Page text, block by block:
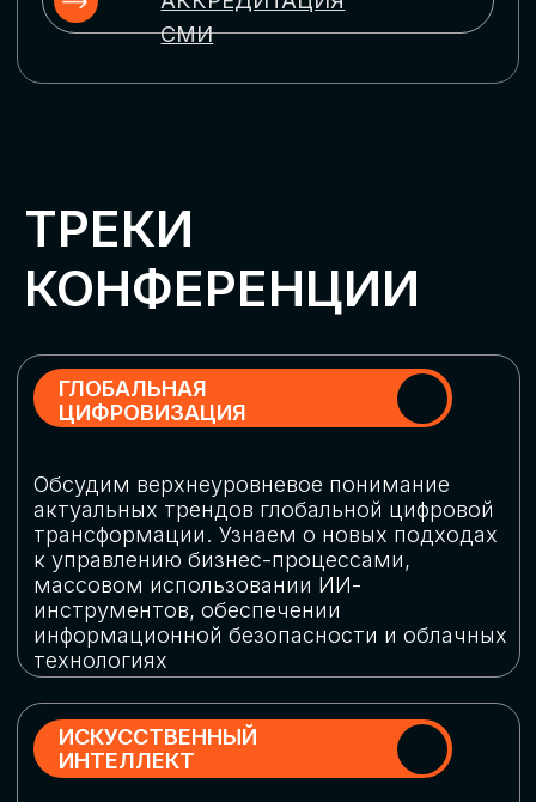
Выясним, как в наши дни уверенно
защищать свой бизнес от киберугроз
ЦИФРОВИЗАЦИЯ
МАРКЕТИНГА И ПРОДАЖ
Обменяемся опытом, какие ИИ-решения
в маркетинге и продажах наиболее
рекламными кампаниями показывают
наибольшую эффективность
РОБОТИЗАЦИЯ
Узнаем, в каких отраслях ИИ
«материализуется», какие роботы
решают сложные бизнес-задачи, а где
только обсуждают концепции
роботизации и потенциальные бюджеты
на тестирование образцов
ЦИФРОВИЗАЦИЯ
КЛИЕНТСКОГО СЕРВИСА
Разберем кейсы в сфере цифровизации